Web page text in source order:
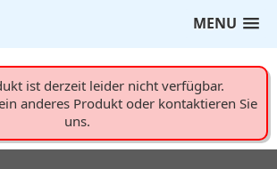
MENU
ist derzeit leider nicht verfügbar.
anderes Produkt oder kontaktieren Sie
uns.